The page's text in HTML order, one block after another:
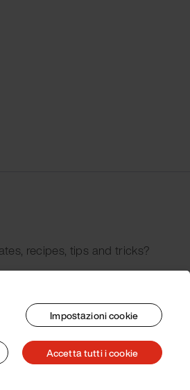
recipes, tips and tricks?
Impostazioni cookie
Accetta tutti i cookie